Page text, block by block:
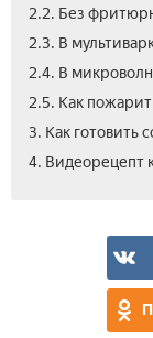
2.2. Без
2.3. В
2.4. В
2.5. Как
3. Как готовить
4. Видеорецепт